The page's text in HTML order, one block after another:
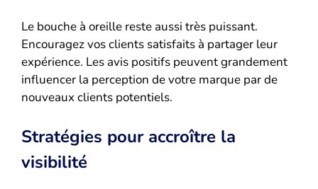
Le bouche à oreille reste aussi très puissant.
Encouragez vos clients satisfaits à partager leur
expérience. Les avis positifs peuvent grandement
influencer la perception de votre marque par de
nouveaux clients potentiels.
Stratégies pour accroître la
visibilité